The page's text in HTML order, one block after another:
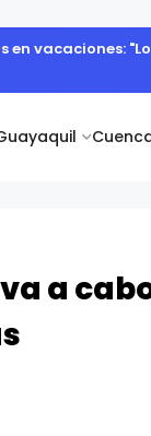
vacaciones:
a